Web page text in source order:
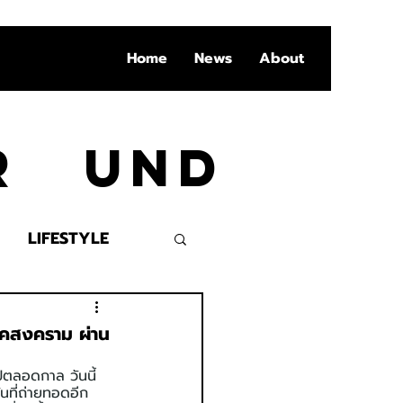
Home News About
und
LIFESTYLE
งคราม ผ่าน
ตลอดกาล วันนี้
ที่ถ่ายทอดอีก